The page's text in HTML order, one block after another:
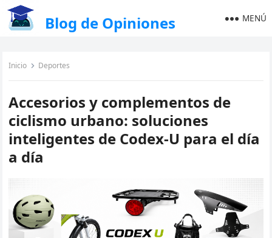
Blog de Opiniones MENÚ
Inicio Deportes
Accesorios y complementos de
ciclismo urbano: soluciones
inteligentes de Codex-U para el día
a día